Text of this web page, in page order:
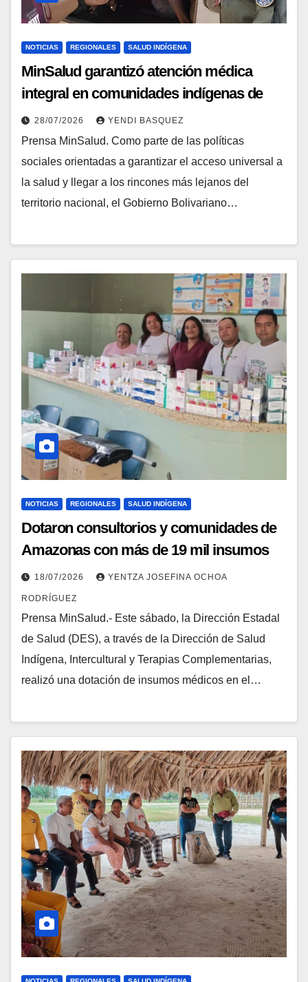
NOTICIAS REGIONALES SALUD INDÍGENA
MinSalud garantizó atención médica
integral en comunidades indígenas de
Amazonas y Apure
28/07/2026 YENDI BASQUEZ
Prensa MinSalud. Como parte de las políticas
sociales orientadas a garantizar el acceso universal a
la salud y llegar a los rincones más lejanos del
territorio nacional, el Gobierno Bolivariano…
NOTICIAS REGIONALES SALUD INDÍGENA
Dotaron consultorios y comunidades de
Amazonas con más de 19 mil insumos
médicos
18/07/2026 YENTZA JOSEFINA OCHOA
RODRÍGUEZ
Prensa MinSalud.- Este sábado, la Dirección Estadal
de Salud (DES), a través de la Dirección de Salud
Indígena, Intercultural y Terapias Complementarias,
realizó una dotación de insumos médicos en el…